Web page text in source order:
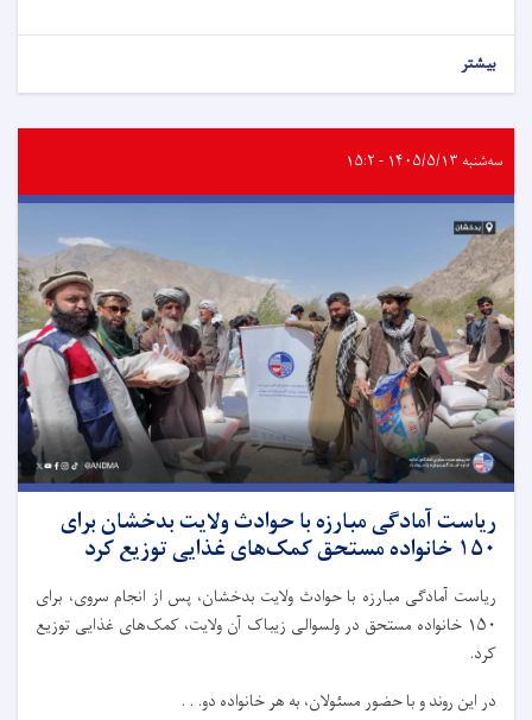
بیشتر
سه‌شنبه ۱۴۰۵/۵/۱۳ - ۱۵:۲
ریاست آمادگی مبارزه با حوادث ولایت بدخشان برای
۱۵۰ خانواده مستحق کمک‌های غذایی توزیع کرد
ریاست آمادگی مبارزه با حوادث ولایت بدخشان، پس از انجام سروی، برای
۱۵۰ خانواده مستحق در ولسوالی زیباک آن ولایت، کمک‌های غذایی توزیع
کرد.
در این روند و با حضور مسئولان، به هر خانواده دو. . .